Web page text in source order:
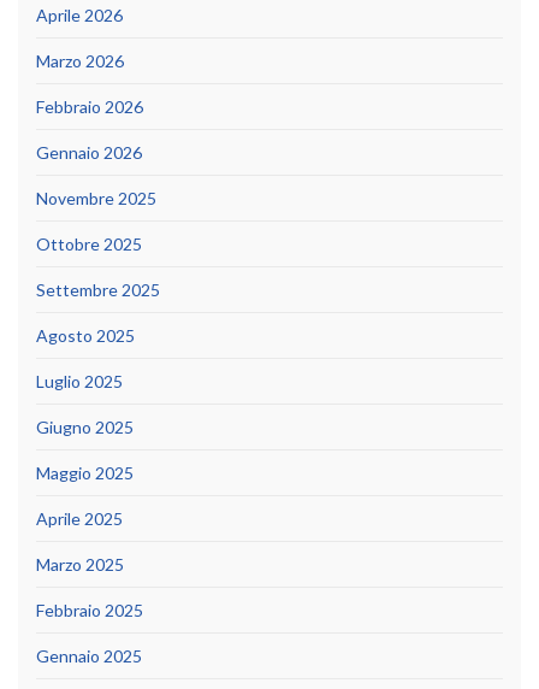
Aprile 2026
Marzo 2026
Febbraio 2026
Gennaio 2026
Novembre 2025
Ottobre 2025
Settembre 2025
Agosto 2025
Luglio 2025
Giugno 2025
Maggio 2025
Aprile 2025
Marzo 2025
Febbraio 2025
Gennaio 2025